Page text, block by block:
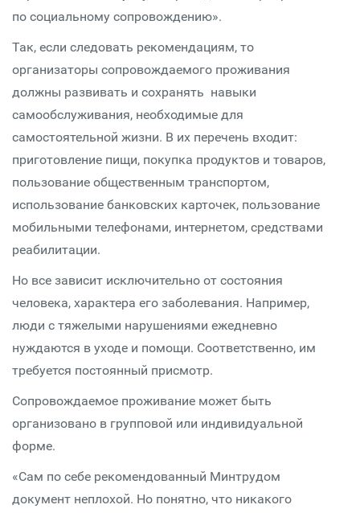
по социальному сопровождению».
Так, если следовать рекомендациям, то
организаторы сопровождаемого проживания
должны развивать и сохранять навыки
самообслуживания, необходимые для
самостоятельной жизни. В их перечень входит:
приготовление пищи, покупка продуктов и товаров,
пользование общественным транспортом,
использование банковских карточек, пользование
мобильными телефонами, интернетом, средствами
реабилитации.
Но все зависит исключительно от состояния
человека, характера его заболевания. Например,
люди с тяжелыми нарушениями ежедневно
нуждаются в уходе и помощи. Соответственно, им
требуется постоянный присмотр.
Сопровождаемое проживание может быть
организовано в групповой или индивидуальной
форме.
«Сам по себе рекомендованный Минтрудом
документ неплохой. Но понятно, что никакого